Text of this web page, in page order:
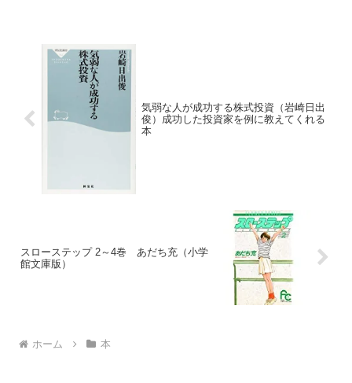
気弱な人が成功する株式投資（岩崎日出
俊）成功した投資家を例に教えてくれる
本
スローステップ 2～4巻 あだち充（小学
館文庫版）
ホーム 本